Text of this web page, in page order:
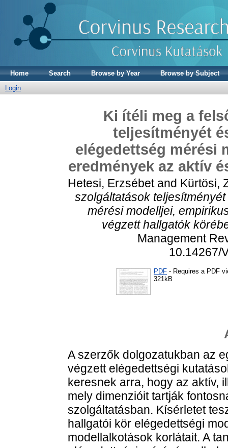
Home Search Browse by Year
Browse by Subject
Login
Ki ítéli meg a
teljesítményét
elégedettség mérési
eredmények az aktív
Hetesi, Erzsébetand Kürtösi,
szolgáltatások
mérési modelljei,
végzett hallgatók
Management
10.14267/
PDF - Requires a PDF
321kB
A szerzők dolgozatukban az
végzett elégedettségi
keresnek arra, hogy az aktív,
mely dimenzióit tartják
szolgáltatásban. Kísérletet
hallgatói kör elégedettségi
modellalkotások korlátait. A